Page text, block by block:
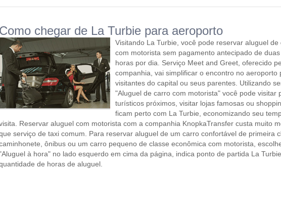
Como chegar de La Turbie para aeroporto
Visitando La Turbie, você pode reservar aluguel de
com motorista sem pagamento antecipado de
horas por dia. Serviço Meet and Greet, oferecido
companhia, vai simplificar o encontro no aeroporto
visitantes do capital ou seus parentes. Utilizando
"Aluguel de carro com motorista" você pode visitar
turísticos próximos, visitar lojas famosas ou
ficam perto com La Turbie, economizando seu
Reservar aluguel com motorista com a companhia KnopkaTransfer custa muito
serviço de taxi comum. Para reservar aluguel de um carro confortável de primeira
ônibus ou um carro pequeno de classe econômica com motorista,
à hora" no lado esquerdo em cima da página, indica ponto de partida La
de horas de aluguel.